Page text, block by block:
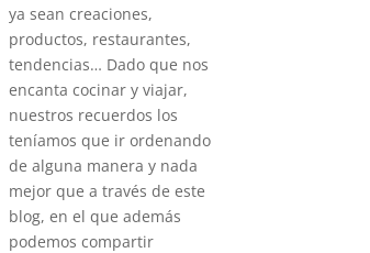
ya sean creaciones,
productos, restaurantes,
tendencias… Dado que nos
encanta cocinar y viajar,
nuestros recuerdos los
teníamos que ir ordenando
de alguna manera y nada
mejor que a través de este
blog, en el que además
podemos compartir